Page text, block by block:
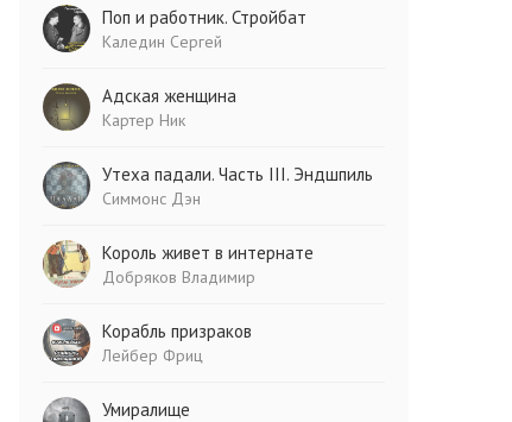
Поп и работник. Стройбат
Каледин Сергей
Адская женщина
Картер Ник
Утеха падали. Часть III. Эндшпиль
Симмонс Дэн
Король живет в интернате
Добряков Владимир
Корабль призраков
Лейбер Фриц
Умиралище